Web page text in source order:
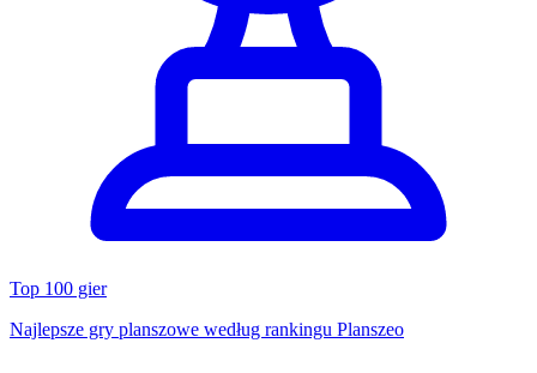
Top 100 gier
Najlepsze gry planszowe według rankingu Planszeo